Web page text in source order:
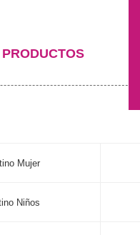
PRODUCTOS
Mujer
Niños